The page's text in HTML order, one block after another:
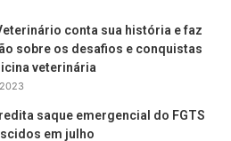
conta sua história e faz
sobre os desafios e conquistas
veterinária
saque emergencial do FGTS
em julho